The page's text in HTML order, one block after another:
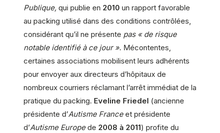
Publique, qui publie en 2010 un rapport favorable
au packing utilisé dans des conditions contrôlées,
considérant qu’il ne présente pas « de risque
notable identifié à ce jour ». Mécontentes,
certaines associations mobilisent leurs adhérents
pour envoyer aux directeurs d’hôpitaux de
nombreux courriers réclamant l’arrêt immédiat de la
pratique du packing. Eveline Friedel (ancienne
présidente d’Autisme Franceet présidente
d’Autisme Europede 2008 à 2011) profite du